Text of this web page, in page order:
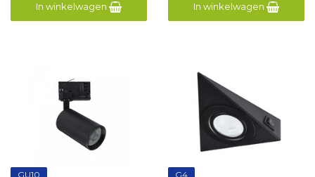
In winkelwagen In winkelwagen
GU10 G4